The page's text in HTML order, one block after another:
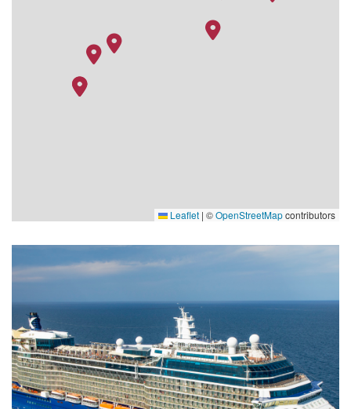
Leaflet | ©OpenStreetMapcontributors